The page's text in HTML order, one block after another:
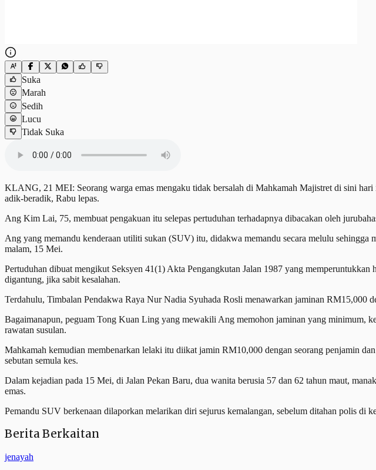
Suka
Marah
Sedih
Lucu
Tidak Suka
KLANG, 21 MEI: Seorang warga emas mengaku tidak bersalah di Mahkamah Majistret di sini hari
adik-beradik, Rabu lepas.
Ang Kim Lai, 75, membuat pengakuan itu selepas pertuduhan terhadapnya dibacakan oleh
Ang yang memandu kenderaan utiliti sukan (SUV) itu, didakwa memandu secara melulu
malam, 15 Mei.
Pertuduhan dibuat mengikut Seksyen 41(1) Akta Pengangkutan Jalan 1987 yang
digantung, jika sabit kesalahan.
Terdahulu, Timbalan Pendakwa Raya Nur Nadia Syuhada Rosli menawarkan jaminan RM15,000
Bagaimanapun, peguam Tong Kuan Ling yang mewakili Ang memohon jaminan yang minimum,
rawatan susulan.
Mahkamah kemudian membenarkan lelaki itu diikat jamin RM10,000 dengan seorang penjamin
sebutan semula kes.
Dalam kejadian pada 15 Mei, di Jalan Pekan Baru, dua wanita berusia 57 dan 62 tahun maut,
emas.
Pemandu SUV berkenaan dilaporkan melarikan diri sejurus kemalangan, sebelum ditahan polis di
Berita Berkaitan
jenayah